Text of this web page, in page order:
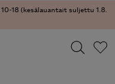
18 (kesälauantait suljettu 1.8.